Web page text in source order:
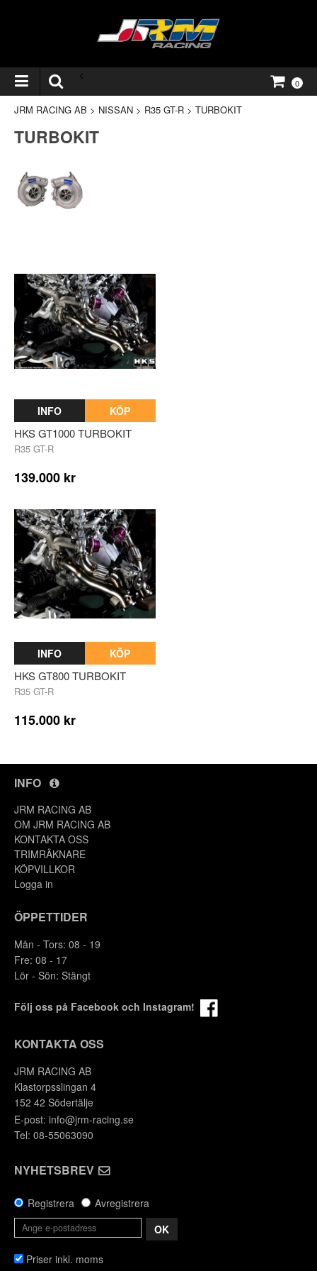
<
0
JRM RACING AB > NISSAN > R35 GT-R > TURBOKIT
TURBOKIT
INFO KÖP
HKS GT1000 TURBOKIT
R35 GT-R
139.000 kr
INFO KÖP
HKS GT800 TURBOKIT
R35 GT-R
115.000 kr
INFO
JRM RACING AB
OM JRM RACING AB
KONTAKTA OSS
TRIMRÄKNARE
KÖPVILLKOR
Logga in
ÖPPETTIDER
Mån - Tors: 08 - 19
Fre: 08 - 17
Lör - Sön: Stängt
Följ oss på Facebook och Instagram!
KONTAKTA OSS
JRM RACING AB
Klastorpsslingan 4
152 42 Södertälje
E-post: info@jrm-racing.se
Tel: 08-55063090
NYHETSBREV
Registrera
Avregistrera
OK
Priser inkl. moms